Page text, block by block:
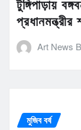
টুঙ্গিপাড়ায়
প্রধানমন্ত্রীর
Art News
মুজিব বর্ষ